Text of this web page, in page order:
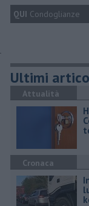
QUI Condoglianze
Ultimi
Attualità
Cronaca